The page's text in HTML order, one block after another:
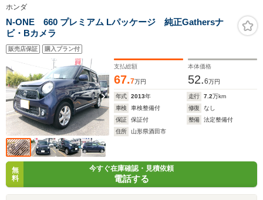
ホンダ
N-ONE 660 プレミアム Lパッケージ 純正Gathersナ
ビ・Bカメラ
販売店保証 購入プラン付
支払総額
67.7万円
本体価格
52.6万円
年式 2013年 走行 7.2万km
車検
車検整備付 修復
なし
保証
保証付 整備
法定整備付
住所
山形県酒田市
無
料
今すぐ在庫確認・見積依頼
電話する